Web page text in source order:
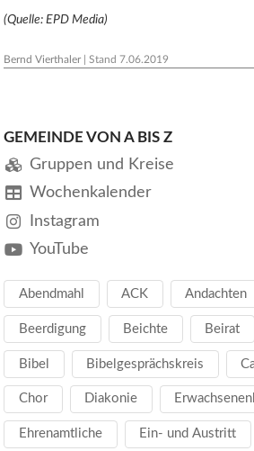
(Quelle:EPD Media)
Bernd Vierthaler| Stand 7.06.2019
GEMEINDE VON A BIS Z
Gruppen und Kreise
Wochenkalender
Instagram
YouTube
Abendmahl ACK Andachten
Beerdigung Beichte Beirat
Bibel Bibelgesprächskreis
Chor Diakonie
Ehrenamtliche Ein- und Austritt